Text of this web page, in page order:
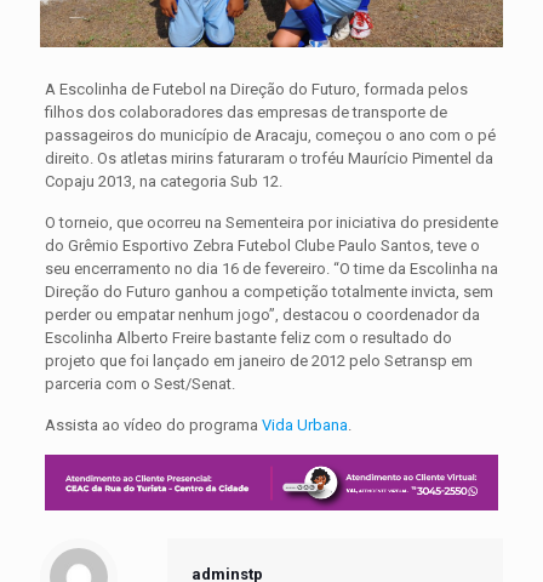
A Escolinha de Futebol na Direção do Futuro, formada pelos
filhos dos colaboradores das empresas de transporte de
passageiros do município de Aracaju, começou o ano com o pé
direito. Os atletas mirins faturaram o troféu Maurício Pimentel da
Copaju 2013, na categoria Sub 12.
O torneio, que ocorreu na Sementeira por iniciativa do presidente
do Grêmio Esportivo Zebra Futebol Clube Paulo Santos, teve o
seu encerramento no dia 16 de fevereiro. “O time da Escolinha na
Direção do Futuro ganhou a competição totalmente invicta, sem
perder ou empatar nenhum jogo”, destacou o coordenador da
Escolinha Alberto Freire bastante feliz com o resultado do
projeto que foi lançado em janeiro de 2012 pelo Setransp em
parceria com o Sest/Senat.
Assista ao vídeo do programa Vida Urbana.
adminstp